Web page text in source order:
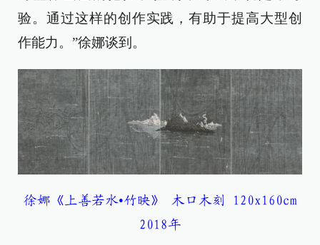
验。通过这样的创作实践，有助于提高大型创
作能力。”徐娜谈到。
徐娜《上善若水•竹映》 木口木刻 120x160cm
2018年